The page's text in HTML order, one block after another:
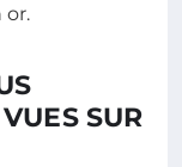
or.
SUR